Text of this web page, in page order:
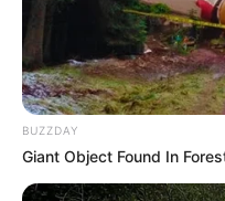
BUZZDAY
Giant Object Found In